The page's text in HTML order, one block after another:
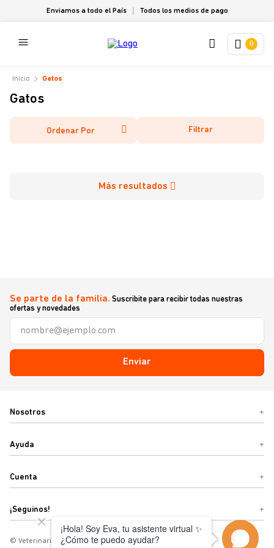
Enviamos a todo el País Todos los medios de pago
0
Gatos
Gatos
Ordenar Por Filtrar
Se parte de la familia. Suscribite para recibir todas nuestras
ofertas y novedades
Enviar
Nosotros +
Ayuda +
Cuenta +
¡Seguinos! +
© Veterinaria Sebastián o Términos y condiciones